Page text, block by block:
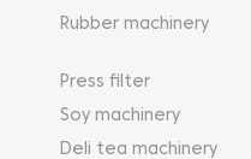
Rubber machinery
Press filter
Soy machinery
Deli tea machinery